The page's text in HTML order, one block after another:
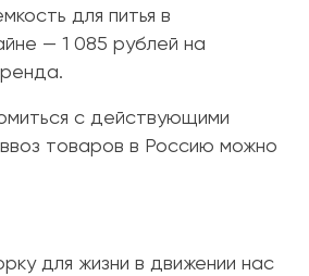
для питья в
— 1 085 рублей на
с действующими
товаров в Россию можно
для жизни в движении нас